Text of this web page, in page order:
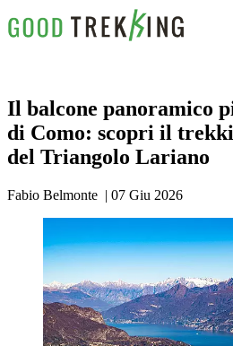
Il balcone panoramico
di Como: scopri il
del Triangolo Lariano
Fabio Belmonte | 07 Giu 2026